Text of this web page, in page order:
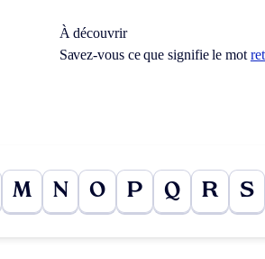
À découvrir
Savez-vous ce que signifie le mot
M N O P Q R S